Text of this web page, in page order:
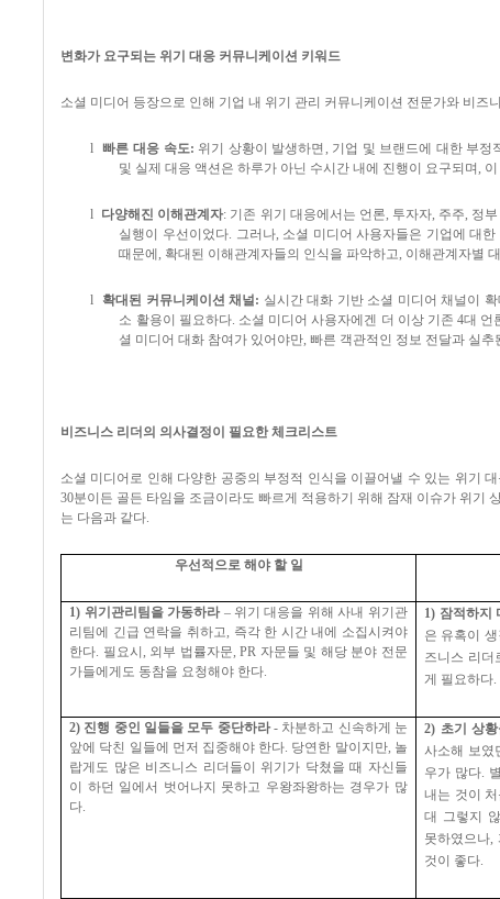
변화가 요구되는 위기 대응 커뮤니케이션 키워드
소셜 미디어 등장으로 인해 기업 내 위기 관리 커뮤니케이션 전문가와 비
l 빠른 대응 속도: 위기 상황이 발생하면 기업 및 브랜드에 대한 부정
및 실제 대응 액션은 하루가 아닌 수시간 내에 진행이 요구되며
l 다양해진 이해관계자: 기존 위기 대응에서는 언론 투자자 주주 정
실행이 우선이었다. 그러나, 소셜 미디어 사용자들은 기업에 대
때문에 확대된 이해관계자들의 인식을 파악하고 이해관계자별
l 확대된 커뮤니케이션 채널: 실시간 대화 기반 소셜 미디어 채널이
소 활용이 필요하다. 소셜 미디어 사용자에겐 더 이상 기존 4대 언
셜 미디어 대화 참여가 있어야만 빠른 객관적인 정보 전달과 실
비즈니스 리더의 의사결정이 필요한 체크리스트
소셜 미디어로 인해 다양한 공중의 부정적 인식을 이끌어낼 수 있는 위기
30분이든 골든 타임을 조금이라도 빠르게 적용하기 위해 잠재 이슈가 위기
는 다음과 같다
우선적으로 해야 할 일
1) 위기관리팀을 가동하라 – 위기 대응을 위해 사내 위기관
리팀에 긴급 연락을 취하고
즉각 한 시간 내에 소집시켜야
한다 필요시 외부 법률자문 , PR 자문들 및 해당 분야 전문
가들에게도 동참을 요청해야 한다
1) 잠적하지
은 유혹이
즈니스 리더
게 필요하다
2) 진행 중인 일들을 모두 중단하라- 차분하고 신속하게 눈
앞에 닥친 일들에 먼저 집중해야 한다 당연한 말이지만, 놀
랍게도 많은 비즈니스 리더들이 위기가 닥쳤을 때 자신들
이 하던 일에서 벗어나지 못하고 우왕좌왕하는 경우가 많
다
2) 초기 상
사소해 보였
우가 많다
내는 것이
대 그렇지
못하였으나
것이 좋다